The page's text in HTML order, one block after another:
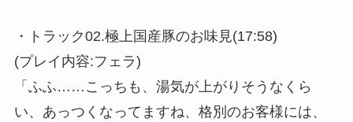
・トラック02.極上国産豚のお味見(17:58)
(プレイ内容:フェラ)
「ふふ……こっちも、湯気が上がりそうなくら
い、あっつくなってますね、格別のお客様には、